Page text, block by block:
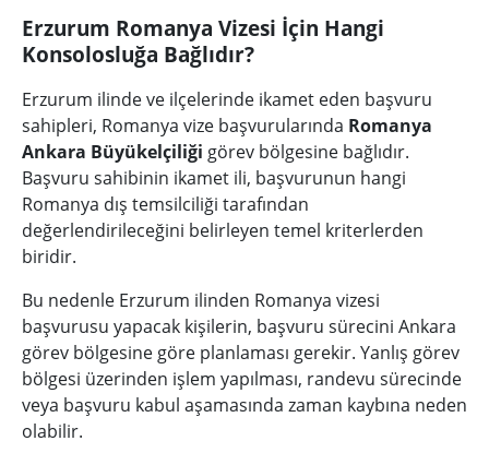
Erzurum Romanya Vizesi İçin Hangi
Konsolosluğa Bağlıdır?
Erzurum ilinde ve ilçelerinde ikamet eden başvuru
sahipleri, Romanya vize başvurularında Romanya
Ankara Büyükelçiliği görev bölgesine bağlıdır.
Başvuru sahibinin ikamet ili, başvurunun hangi
Romanya dış temsilciliği tarafından
değerlendirileceğini belirleyen temel kriterlerden
biridir.
Bu nedenle Erzurum ilinden Romanya vizesi
başvurusu yapacak kişilerin, başvuru sürecini Ankara
görev bölgesine göre planlaması gerekir. Yanlış görev
bölgesi üzerinden işlem yapılması, randevu sürecinde
veya başvuru kabul aşamasında zaman kaybına neden
olabilir.